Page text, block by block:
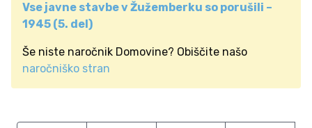
Vse javne stavbe v Žužemberku so porušili –
1945 (5. del)
Še niste naročnik Domovine? Obiščite našo
naročniško stran